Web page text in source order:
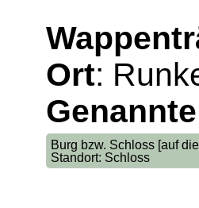
Ort:
Burg bzw. Schloss [auf
Standort: Schloss